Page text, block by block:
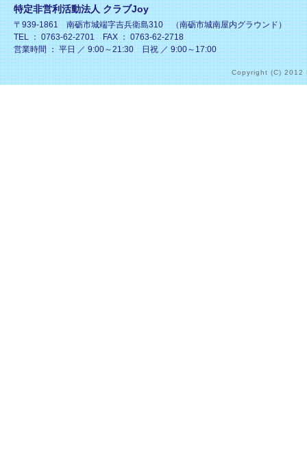
特定非営利活動法人 クラブJoy
〒939-1861 南砺市城端字吉兵衛島310 （南砺市城南屋内グラウンド）
TEL ： 0763-62-2701 FAX ： 0763-62-2718
営業時間 ： 平日 ／ 9:00～21:30 日祝 ／ 9:00～17:00
Copyright (C) 2012